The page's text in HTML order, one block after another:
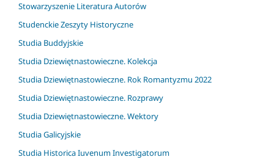
Stowarzyszenie Literatura Autorów
Studenckie Zeszyty Historyczne
Studia Buddyjskie
Studia Dziewiętnastowieczne. Kolekcja
Studia Dziewiętnastowieczne. Rok Romantyzmu 2022
Studia Dziewiętnastowieczne. Rozprawy
Studia Dziewiętnastowieczne. Wektory
Studia Galicyjskie
Studia Historica Iuvenum Investigatorum